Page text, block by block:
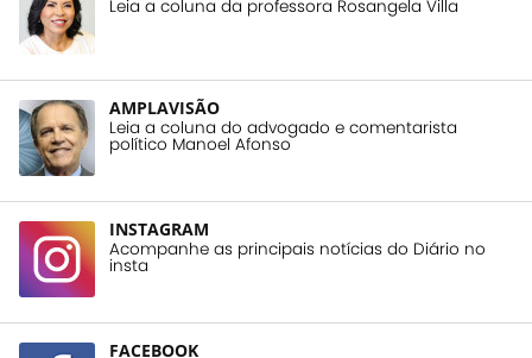
Leia a coluna da professora Rosangela Villa
AMPLAVISÃO
Leia a coluna do advogado e comentarista
político Manoel Afonso
INSTAGRAM
Acompanhe as principais notícias do Diário no
insta
FACEBOOK